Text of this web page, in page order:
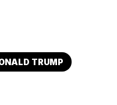
TRUMP